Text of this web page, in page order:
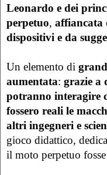
Leonardo e dei
perpetuo,
dispositivi e da
Un elemento di
aumentata: grazie a
potranno interagire
fossero reali le
altri ingegneri e
gioco didattico,
il moto perpetuo